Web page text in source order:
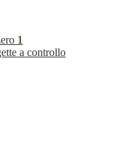
1
a controllo